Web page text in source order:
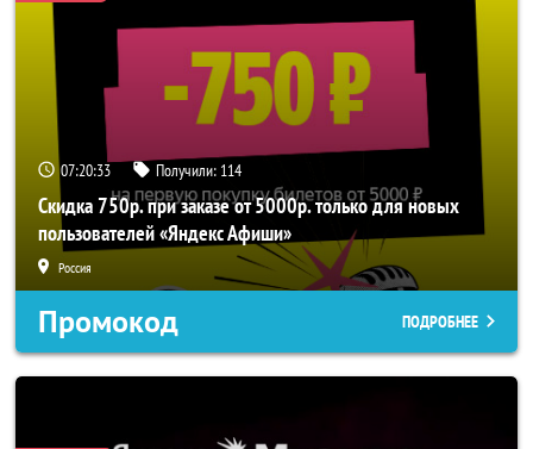
07:20:31 Получили: 114
Скидка 750р. при заказе от 5000р. только для новых
пользователей «Яндекс Афиши»
Россия
Промокод ПОДРОБНЕЕ